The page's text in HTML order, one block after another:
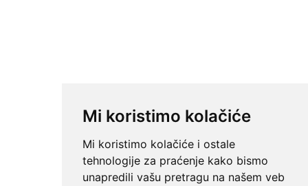
Mi koristimo kolačiće
Mi koristimo kolačiće i ostale
tehnologije za praćenje kako bismo
unapredili vašu pretragu na našem veb